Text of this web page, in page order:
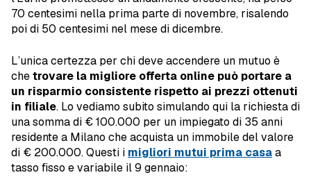
70 centesimi nella prima parte di novembre, risalendo
poi di 50 centesimi nel mese di dicembre.
L’unica certezza per chi deve accendere un mutuo è
chetrovare la migliore offerta online può portare a
un risparmio consistente rispetto ai prezzi ottenuti
in filiale. Lo vediamo subito simulando qui la richiesta di
una somma di € 100.000 per un impiegato di 35 anni
residente a Milano che acquista un immobile del valore
di € 200.000. Questi i migliori mutui prima casaa
tasso fisso e variabile il 9 gennaio: